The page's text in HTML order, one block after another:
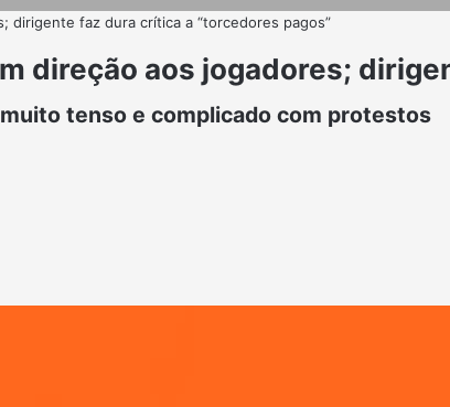
dirigente faz dura crítica a “torcedores pagos”
direção aos jogadores;
tenso e complicado com protestos